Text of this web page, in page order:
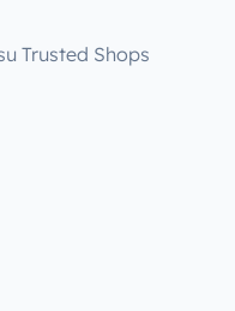
Trusted Shops